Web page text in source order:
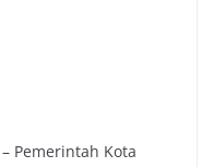
Pemerintah Kota